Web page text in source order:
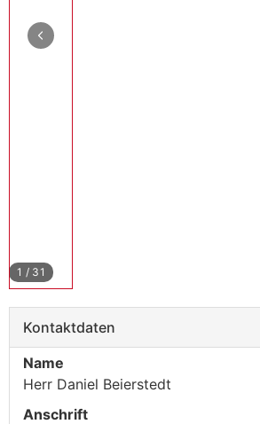
1 / 31
Kontaktdaten
Name
Herr Daniel Beierstedt
Anschrift